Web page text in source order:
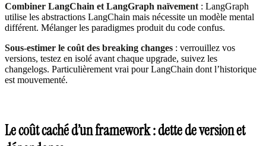
Combiner LangChain et LangGraph naïvement : LangGraph
utilise les abstractions LangChain mais nécessite un modèle mental
différent. Mélanger les paradigmes produit du code confus.
Sous-estimer le coût des breaking changes : verrouillez vos
versions, testez en isolé avant chaque upgrade, suivez les
changelogs. Particulièrement vrai pour LangChain dont l’historique
est mouvementé.
Le coût caché d’un framework : dette de version et